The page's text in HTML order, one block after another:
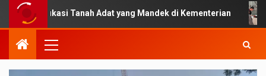
Tanah Adat yang Mandek di Kementerian Ujian